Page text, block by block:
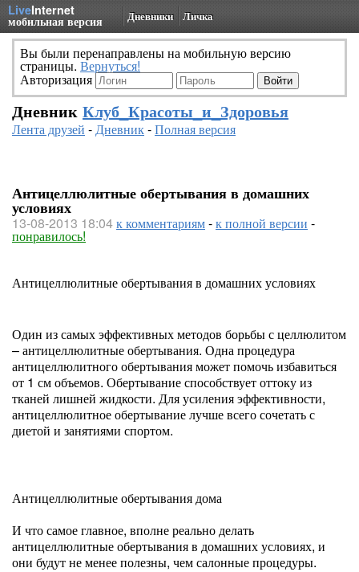
LiveInternet
мобильная версия Дневники Личка
Вы были перенаправлены на мобильную версию
страницы. Вернуться!
Авторизация
Дневник Клуб_Красоты_и_Здоровья
Лента друзей -Дневник-Полная версия
Антицеллюлитные обертывания в домашних
условиях
13-08-2013 18:04к комментариям-к полной версии -
понравилось!
Антицеллюлитные обертывания в домашних условиях
Один из самых эффективных методов борьбы с целлюлитом
– антицеллюлитные обертывания. Одна процедура
антицеллюлитного обертывания может помочь избавиться
от 1 см объемов. Обертывание способствует оттоку из
тканей лишней жидкости. Для усиления эффективности,
антицеллюлитное обертывание лучше всего сочетать с
диетой и занятиями спортом.
Антицеллюлитные обертывания дома
И что самое главное, вполне реально делать
антицеллюлитные обертывания в домашних условиях, и
они будут не менее полезны, чем салонные процедуры.